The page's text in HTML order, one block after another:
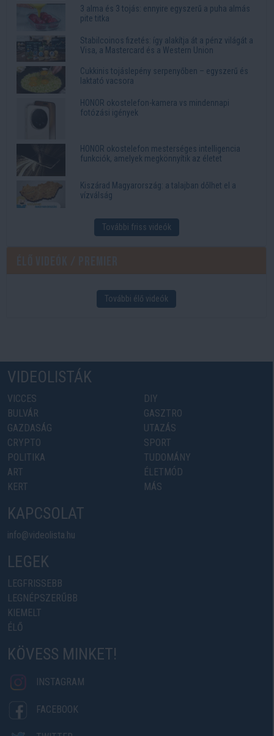
3 alma és 3 tojás: ennyire egyszerű a puha almás
pite titka
Stabilcoinos fizetés: így alakítja át a pénz világát a
Visa, a Mastercard és a Western Union
Cukkinis tojáslepény serpenyőben – egyszerű és
laktató vacsora
HONOR okostelefon-kamera vs mindennapi
fotózási igények
HONOR okostelefon mesterséges intelligencia
funkciók, amelyek megkönnyítik az életet
Kiszárad Magyarország: a talajban dőlhet el a
vízválság
További friss videók
További élő videók
VIDEOLISTÁK
VICCES
BULVÁR
GAZDASÁG
CRYPTO
POLITIKA
ART
KERT
DIY
GASZTRO
UTAZÁS
SPORT
TUDOMÁNY
ÉLETMÓD
MÁS
KAPCSOLAT
info@videolista.hu
LEGEK
LEGFRISSEBB
LEGNÉPSZERŰBB
KIEMELT
ÉLŐ
KÖVESS MINKET!
INSTAGRAM
FACEBOOK